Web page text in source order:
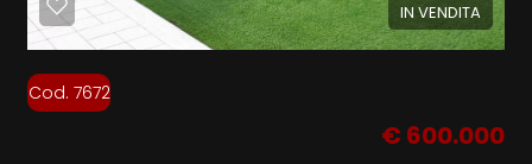
IN VENDITA
Cod. 7672
€ 600.000